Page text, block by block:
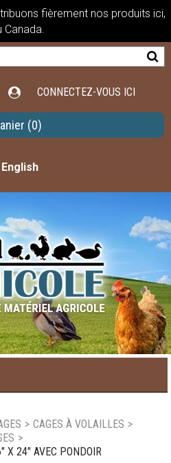
fièrement nos produits ici,
Canada.
CONNECTEZ-VOUS ICI
(0)
English
de produit
> CAGES À VOLAILLES >
>
X 24" AVEC PONDOIR